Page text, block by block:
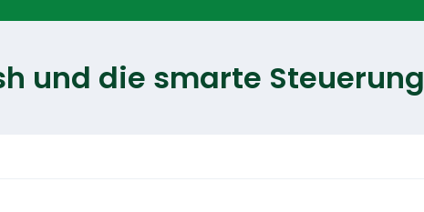
und die smarte Steuerung